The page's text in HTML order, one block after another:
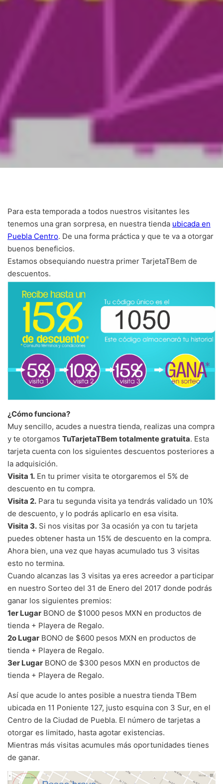
Para esta temporada a todos nuestros visitantes les
tenemos una gran sorpresa, en nuestra tienda ubicada en
Puebla Centro. De una forma práctica y que te va a otorgar
buenos beneficios.
Estamos obsequiando nuestra primer TarjetaTBem de
descuentos.
¿Cómo funciona?
Muy sencillo, acudes a nuestra tienda, realizas una compra
y te otorgamos TuTarjetaTBem totalmente gratuita. Esta
tarjeta cuenta con los siguientes descuentos posteriores a
la adquisición.
Visita 1. En tu primer visita te otorgaremos el 5% de
descuento en tu compra.
Visita 2. Para tu segunda visita ya tendrás validado un 10%
de descuento, y lo podrás aplicarlo en esa visita.
Visita 3. Si nos visitas por 3a ocasión ya con tu tarjeta
puedes obtener hasta un 15% de descuento en la compra.
Ahora bien, una vez que hayas acumulado tus 3 visitas
esto no termina.
Cuando alcanzas las 3 visitas ya eres acreedor a participar
en nuestro Sorteo del 31 de Enero del 2017 donde podrás
ganar los siguientes premios:
1er Lugar BONO de $1000 pesos MXN en productos de
tienda + Playera de Regalo.
2o Lugar BONO de $600 pesos MXN en productos de
tienda + Playera de Regalo.
3er Lugar BONO de $300 pesos MXN en productos de
tienda + Playera de Regalo.
Así que acude lo antes posible a nuestra tienda TBem
ubicada en 11 Poniente 127, justo esquina con 3 Sur, en el
Centro de la Ciudad de Puebla. El número de tarjetas a
otorgar es limitado, hasta agotar existencias.
Mientras más visitas acumules más oportunidades tienes
de ganar.